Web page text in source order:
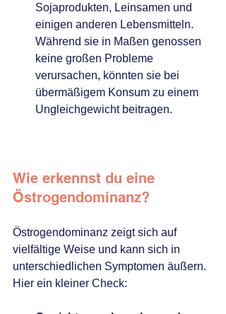
Sojaprodukten, Leinsamen und
einigen anderen Lebensmitteln.
Während sie in Maßen genossen
keine großen Probleme
verursachen, könnten sie bei
übermäßigem Konsum zu einem
Ungleichgewicht beitragen.
Wie erkennst du eine
Östrogendominanz?
Östrogendominanz zeigt sich auf
vielfältige Weise und kann sich in
unterschiedlichen Symptomen äußern.
Hier ein kleiner Check: